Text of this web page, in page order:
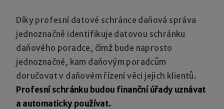
Díky profesní datové schránce daňová správa
jednoznačně identifikuje datovou schránku
daňového poradce, čímž bude naprosto
jednoznačné, kam daňovým poradcům
doručovat v daňovém řízení věci jejich klientů.
Profesní schránku budou finanční úřady uznávat
a automaticky používat.